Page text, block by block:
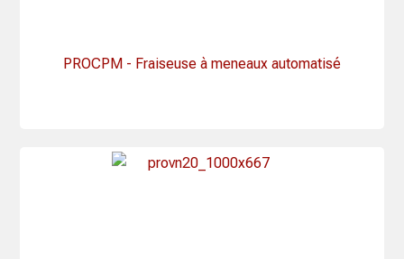
PROCPM - Fraiseuse à meneaux automatisé